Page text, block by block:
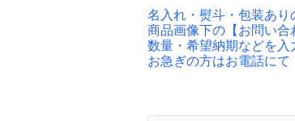
名入れ・熨斗・包装あり
商品画像下の【お問い合
数量・希望納期などを
お急ぎの方はお電話に